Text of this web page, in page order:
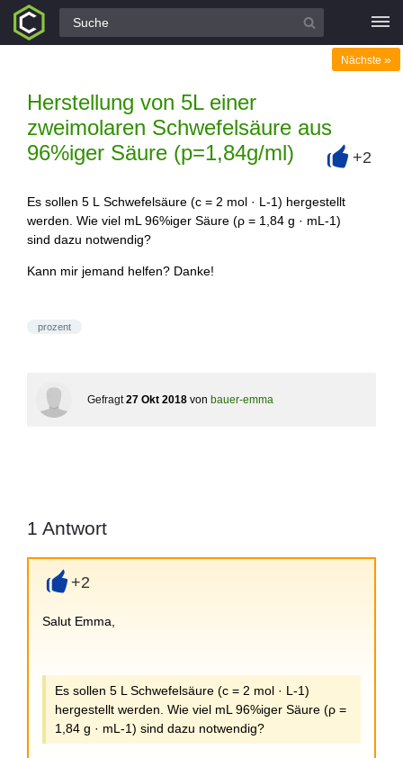
Alle Fragen
Herstellung von 5L einer
zweimolaren Schwefelsäure aus
96%iger Säure (p=1,84g/ml)
Nächste »
+2
Es sollen 5 L Schwefelsäure (c = 2 mol · L-1) hergestellt
werden. Wie viel mL 96%iger Säure (ρ = 1,84 g · mL-1)
sind dazu notwendig?
Kann mir jemand helfen? Danke!
prozent
Gefragt 27 Okt 2018 von bauer-emma
1 Antwort
+2
Salut Emma,
Es sollen 5 L Schwefelsäure (c = 2 mol · L-1)
hergestellt werden. Wie viel mL 96%iger Säure (ρ =
1,84 g · mL-1) sind dazu notwendig?